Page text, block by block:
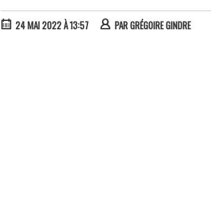
24 MAI 2022 À 13:57 PARGRÉGOIRE GINDRE